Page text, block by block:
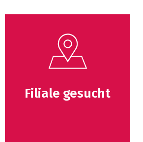
Filiale gesucht